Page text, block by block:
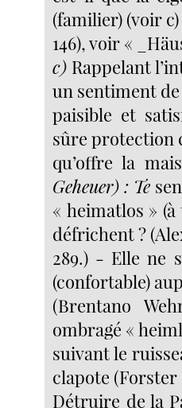
(familier) (voir
146), voir «
c) Rappelant
un sentiment
paisible et
sûre protection
qu’offre la
Geheuer) : Te
« heimatlos »
défrichent ?
289.) - Elle ne
(confortable)
(Brentano
ombragé «
suivant le
clapote (Forster
Détruire de la